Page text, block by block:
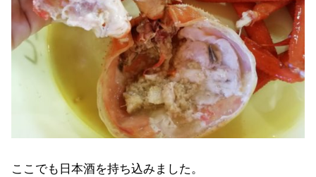
ここでも日本酒を持ち込みました。